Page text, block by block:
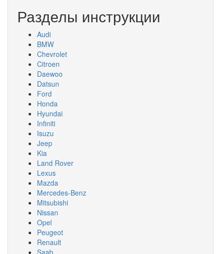
Разделы инструкции
Audi
BMW
Chevrolet
Citroen
Daewoo
Datsun
Ford
Honda
Hyundai
Infiniti
Isuzu
Jeep
Kia
Land Rover
Lexus
Mazda
Mercedes-Benz
Mitsubishi
Nissan
Opel
Peugeot
Renault
Saab